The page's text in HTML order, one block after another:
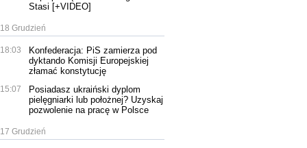
Stasi [+VIDEO]
18 Grudzień
18:03
Konfederacja: PiS zamierza pod
dyktando Komisji Europejskiej
złamać konstytucję
15:07
Posiadasz ukraiński dyplom
pielęgniarki lub położnej? Uzyskaj
pozwolenie na pracę w Polsce
17 Grudzień